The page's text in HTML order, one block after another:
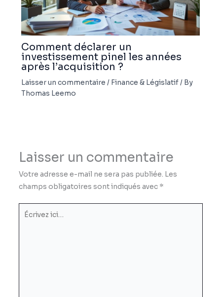
Comment déclarer un
investissement pinel les années
après l’acquisition ?
Laisser un commentaire / Finance & Législatif/ By
Thomas Leemo
Laisser un commentaire
Votre adresse e-mail ne sera pas publiée. Les
champs obligatoires sont indiqués avec *
Écrivez